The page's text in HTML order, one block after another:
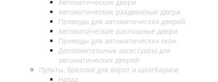
Автоматические двери
Автоматические раздвижные двери
Приводы для автоматических дверей
Автоматические распашные двери
Приводы для автоматических окон
Дополнительные аксессуары для
автоматических дверей
Пульты, брелоки для ворот и шлагбаумов
Назад